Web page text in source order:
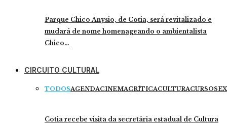
Parque Chico Anysio, de Cotia, será revitalizado e
mudará de nome homenageando o ambientalista
Chico…
CIRCUITO CULTURAL
TODOSAGENDACINEMACRÍTICACULTURACURSOS
Cotia recebe visita da secretária estadual de Cultura